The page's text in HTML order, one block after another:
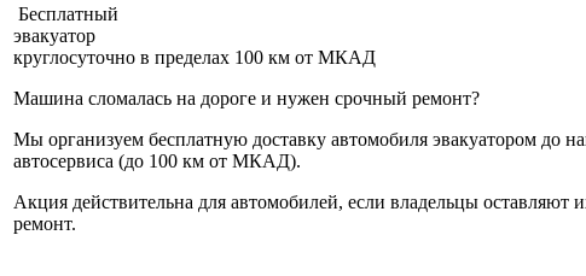
Бесплатный
эвакуатор
круглосуточно в пределах 100 км от МКАД
Машина сломалась на дороге и нужен срочный ремонт?
Мы организуем бесплатную доставку автомобиля эвакуатором до
автосервиса (до 100 км от МКАД).
Акция действительна для автомобилей, если владельцы оставляют
ремонт.